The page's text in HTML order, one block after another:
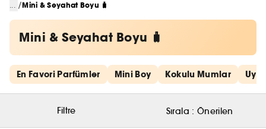
... /Mini & Seyahat Boyu 🧳
Mini & Seyahat Boyu 🧳
Hızlı bağlantıları atla
En Favori Parfümler Mini Boy Kokulu Mumlar
Filtre Sırala : Önerilen